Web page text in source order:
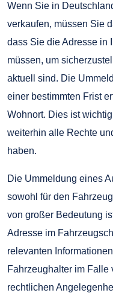
Wenn Sie in
verkaufen, müssen Sie
dass Sie die Adresse in
müssen, um
aktuell sind. Die
einer bestimmten Frist
Wohnort. Dies ist
weiterhin alle Rechte
haben.
Die Ummeldung eines
sowohl für den
von großer Bedeutung
Adresse im
relevanten
Fahrzeughalter im Falle
rechtlichen